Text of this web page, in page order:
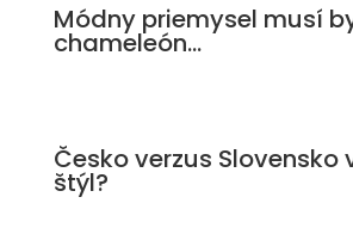
Módny priemysel musí
chameleón…
Česko verzus Slovensko
štýl?